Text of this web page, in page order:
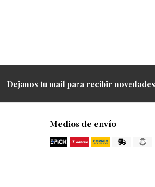
Dejanos tu mail para recibir novedades
Medios de envío